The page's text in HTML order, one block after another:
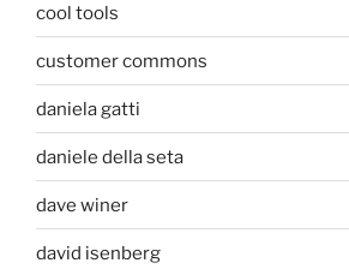
cool tools
customer commons
daniela gatti
daniele della seta
dave winer
david isenberg